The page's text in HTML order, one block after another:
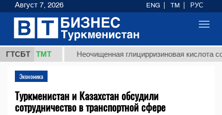
ГТСБТ
ТМТ Неочищенная глицирризиновая кислота
Экономика
Туркменистан и Казахстан обсудили
сотрудничество в транспортной сфере
Август 7, 2026 ENG TM РУС